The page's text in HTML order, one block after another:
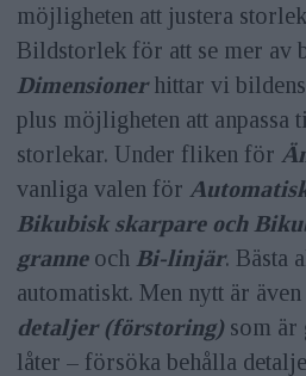
möjligheten att justera
Bildstorlek för att se mer av
Dimensionerhittar vi
plus möjligheten att anpassa
storlekar. Under fliken för
vanliga valen för
Bikubisk skarpare och
granneoch Bi-linjär. Bästa
automatiskt. Men nytt är
detaljer (förstoring)som är
låter – försöka behålla